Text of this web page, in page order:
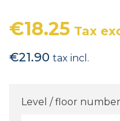
€18.25 Tax
€21.90 tax incl.
Level / floor number